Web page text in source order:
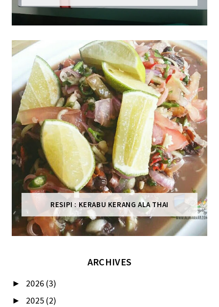
RESIPI : KERABU KERANG ALA THAI
ARCHIVES
► 2026 (3)
► 2025 (2)